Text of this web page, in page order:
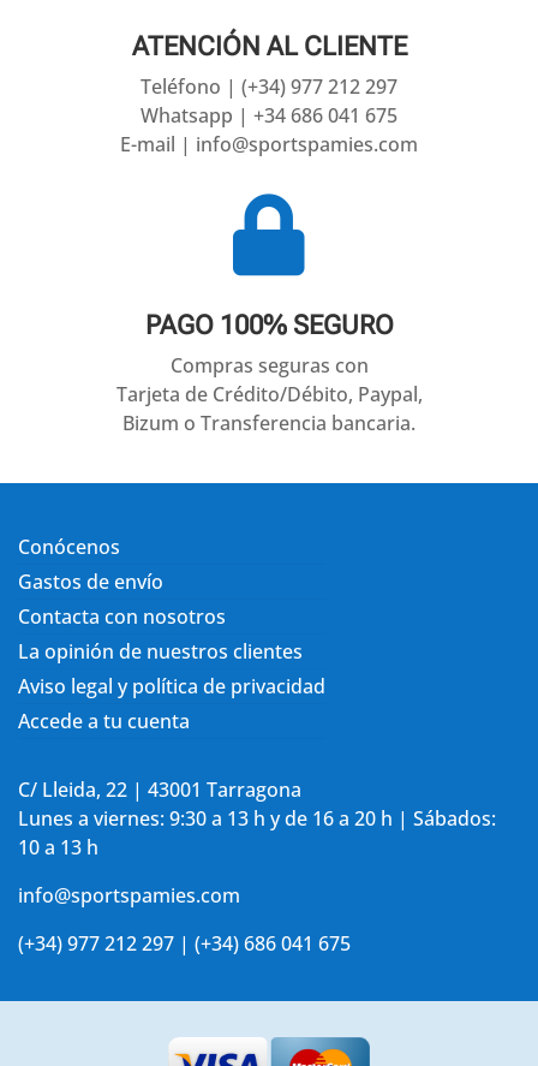
ATENCIÓN AL CLIENTE
Teléfono | (+34) 977 212 297
Whatsapp | +34 686 041 675
E-mail | info@sportspamies.com

PAGO 100% SEGURO
Compras seguras con
Tarjeta de Crédito/Débito, Paypal,
Bizum o Transferencia bancaria.
Conócenos
Gastos de envío
Contacta con nosotros
La opinión de nuestros clientes
Aviso legal y política de privacidad
Accede a tu cuenta
C/ Lleida, 22 | 43001 Tarragona
Lunes a viernes: 9:30 a 13 h y de 16 a 20 h | Sábados:
10 a 13 h
info@sportspamies.com
(+34) 977 212 297 | (+34) 686 041 675